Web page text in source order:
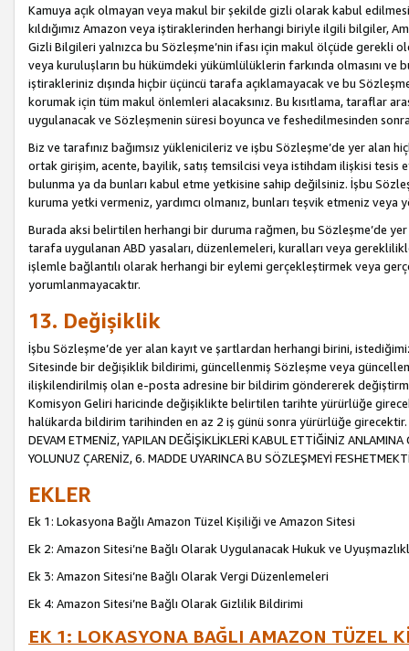
Kamuya açık olmayan veya makul bir şekilde gizli olarak kabul
kıldığımız Amazon veya iştiraklerinden herhangi biriyle ilgili bilgiler,
Gizli Bilgileri yalnızca bu Sözleşme’nin ifası için makul ölçüde gerekli
veya kuruluşların bu hükümdeki yükümlülüklerin farkında olmasını ve
iştirakleriniz dışında hiçbir üçüncü tarafa açıklamayacak ve bu
korumak için tüm makul önlemleri alacaksınız. Bu kısıtlama, taraflar
uygulanacak ve Sözleşmenin süresi boyunca ve feshedilmesinden
Biz ve tarafınız bağımsız yüklenicileriz ve işbu Sözleşme’de yer alan
ortak girişim, acente, bayilik, satış temsilcisi veya istihdam ilişkisi
bulunma ya da bunları kabul etme yetkisine sahip değilsiniz. İşbu
kuruma yetki vermeniz, yardımcı olmanız, bunları teşvik etmeniz
Burada aksi belirtilen herhangi bir duruma rağmen, bu Sözleşme’de
tarafa uygulanan ABD yasaları, düzenlemeleri, kuralları veya
işlemle bağlantılı olarak herhangi bir eylemi gerçekleştirmek veya
yorumlanmayacaktır.
13. Değişiklik
İşbu Sözleşme’de yer alan kayıt ve şartlardan herhangi birini,
Sitesinde bir değişiklik bildirimi, güncellenmiş Sözleşme veya
ilişkilendirilmiş olan e-posta adresine bir bildirim göndererek
Komisyon Geliri haricinde değişiklikte belirtilen tarihte yürürlüğe
halükarda bildirim tarihinden en az 2 iş günü sonra yürürlüğe girecektir.
DEVAM ETMENİZ, YAPILAN DEĞİŞİKLİKLERİ KABUL ETTİĞİNİZ
YOLUNUZ ÇARENİZ, 6. MADDE UYARINCA BU SÖZLEŞMEYİ
EKLER
Ek 1: Lokasyona Bağlı Amazon Tüzel Kişiliği ve Amazon Sitesi
Ek 2: Amazon Sitesi’ne Bağlı Olarak Uygulanacak Hukuk ve
Ek 3: Amazon Sitesi’ne Bağlı Olarak Vergi Düzenlemeleri
Ek 4: Amazon Sitesi’ne Bağlı Olarak Gizlilik Bildirimi
EK 1: LOKASYONA BAĞLI AMAZON TÜZEL